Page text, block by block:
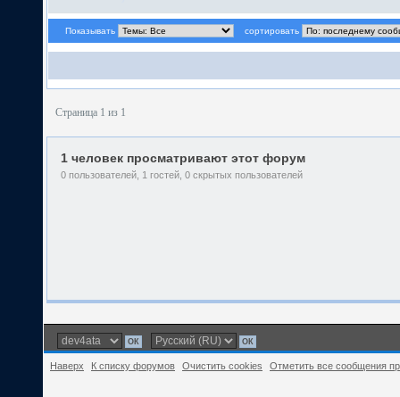
Показывать сортировать
Страница 1 из 1
1 человек просматривают этот форум
0 пользователей, 1 гостей, 0 скрытых пользователей
Наверх К списку форумов Очистить cookies Отметить все сообщения